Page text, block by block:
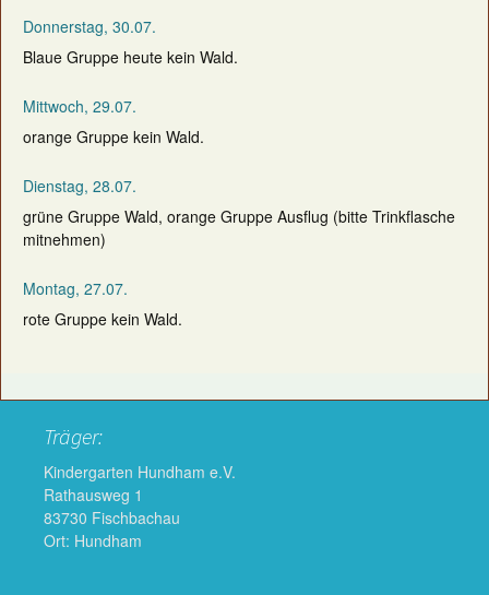
Donnerstag, 30.07.
Blaue Gruppe heute kein Wald.
Mittwoch, 29.07.
orange Gruppe kein Wald.
Dienstag, 28.07.
grüne Gruppe Wald, orange Gruppe Ausflug (bitte Trinkflasche
mitnehmen)
Montag, 27.07.
rote Gruppe kein Wald.
Träger:
Kindergarten Hundham e.V.
Rathausweg 1
83730 Fischbachau
Ort: Hundham